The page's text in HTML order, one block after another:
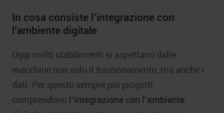
In cosa consiste l’integrazione con
l’ambiente digitale
Oggi molti stabilimenti si aspettano dalle
macchine non solo il funzionamento, ma anche i
dati. Per questo sempre più progetti
comprendono l’integrazione con l’ambiente